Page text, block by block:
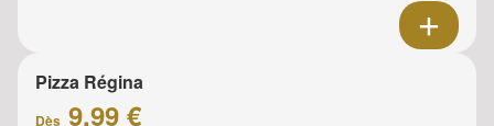
Pizza Régina
Dès 9.99 €